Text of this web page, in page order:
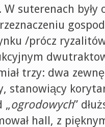
suterenach były
/prócz
trzy: dwa
stanowiący
„ogrodowych”
hall, z